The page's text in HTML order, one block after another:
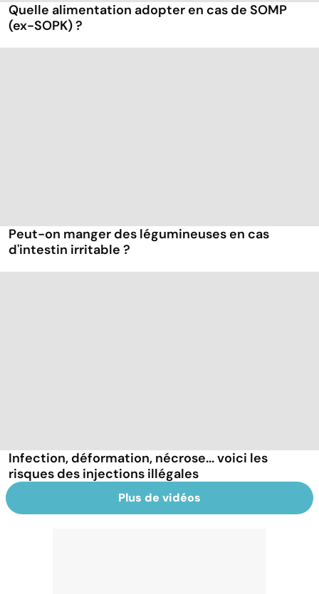
Quelle alimentation adopter en cas de SOMP
(ex-SOPK) ?
Peut-on manger des légumineuses en cas
d'intestin irritable ?
Infection, déformation, nécrose... voici les
risques des injections illégales
Plus de vidéos